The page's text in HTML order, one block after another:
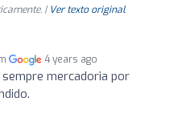
| Ver texto original
4 years ago
sempre mercadoria por